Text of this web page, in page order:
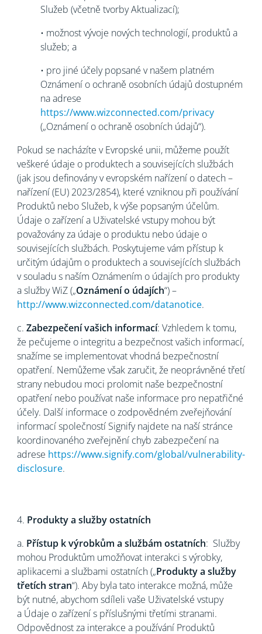
Služeb (včetně tvorby Aktualizací);
• možnost vývoje nových technologií, produktů a
služeb; a
• pro jiné účely popsané v našem platném
Oznámení o ochraně osobních údajů dostupném
na adrese
https://www.wizconnected.com/privacy
(„Oznámení o ochraně osobních údajů“).
Pokud se nacházíte v Evropské unii, můžeme použít
veškeré údaje o produktech a souvisejících službách
(jak jsou definovány v evropském nařízení o datech –
nařízení (EU) 2023/2854), které vzniknou při používání
Produktů nebo Služeb, k výše popsaným účelům.
Údaje o zařízení a Uživatelské vstupy mohou být
považovány za údaje o produktu nebo údaje o
souvisejících službách. Poskytujeme vám přístup k
určitým údajům o produktech a souvisejících službách
v souladu s naším Oznámením o údajích pro produkty
a služby WiZ („Oznámení o údajích“) –
http://www.wizconnected.com/datanotice.
c. Zabezpečení vašich informací: Vzhledem k tomu,
že pečujeme o integritu a bezpečnost vašich informací,
snažíme se implementovat vhodná bezpečnostní
opatření. Nemůžeme však zaručit, že neoprávněné třetí
strany nebudou moci prolomit naše bezpečnostní
opatření nebo používat naše informace pro nepatřičné
účely. Další informace o zodpovědném zveřejňování
informací společností Signify najdete na naší stránce
koordinovaného zveřejnění chyb zabezpečení na
adrese https://www.signify.com/global/vulnerability-
disclosure.
4. Produkty a služby ostatních
a. Přístup k výrobkům a službám ostatních: Služby
mohou Produktům umožňovat interakci s výrobky,
aplikacemi a službami ostatních („Produkty a služby
třetích stran“). Aby byla tato interakce možná, může
být nutné, abychom sdíleli vaše Uživatelské vstupy
a Údaje o zařízení s příslušnými třetími stranami.
Odpovědnost za interakce a používání Produktů